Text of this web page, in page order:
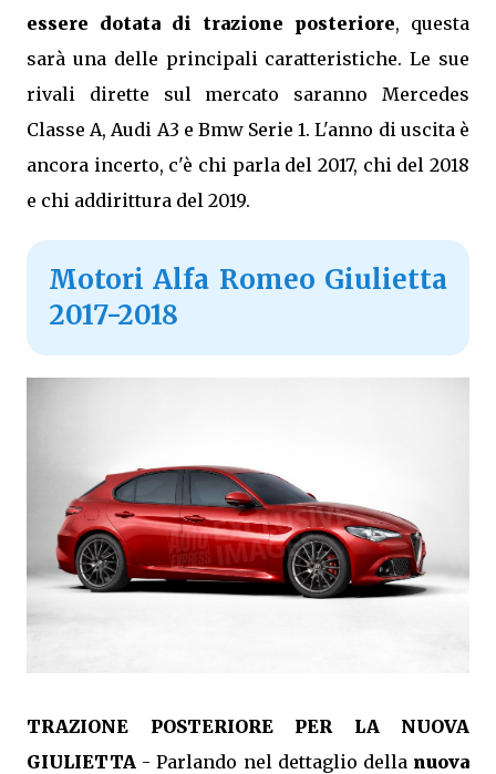
essere dotata di trazione posteriore, questa
sarà una delle principali caratteristiche. Le sue
rivali dirette sul mercato saranno Mercedes
Classe A, Audi A3 e Bmw Serie 1. L'anno di uscita è
ancora incerto, c'è chi parla del 2017, chi del 2018
e chi addirittura del 2019.
Motori Alfa Romeo Giulietta
2017-2018
TRAZIONE POSTERIORE PER LA NUOVA
GIULIETTA - Parlando nel dettaglio della nuova